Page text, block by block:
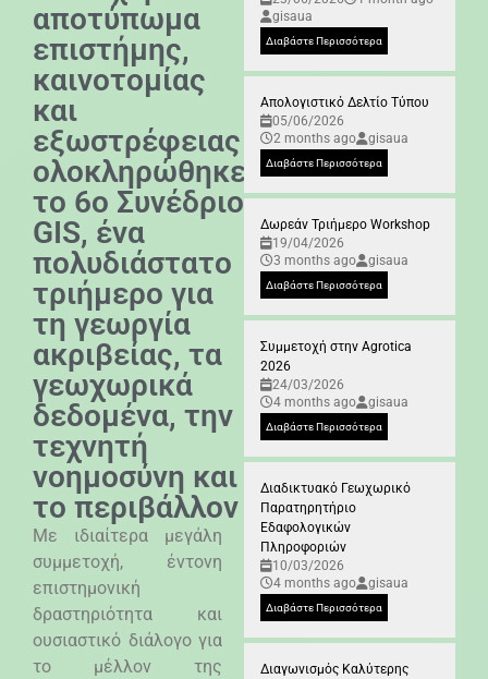
αποτύπωμα
επιστήμης,
καινοτομίας
και
εξωστρέφειας
ολοκληρώθηκε
το 6ο Συνέδριο
GIS, ένα
πολυδιάστατο
τριήμερο για
τη γεωργία
ακριβείας, τα
γεωχωρικά
δεδομένα, την
τεχνητή
νοημοσύνη και
το περιβάλλον
Με ιδιαίτερα μεγάλη
συμμετοχή, έντονη
επιστημονική
δραστηριότητα και
ουσιαστικό διάλογο για
το μέλλον της
gisaua
Διαβάστε Περισσότερα
Απολογιστικό Δελτίο Τύπου
05/06/2026
2 months ago
gisaua
Διαβάστε Περισσότερα
Δωρεάν Τριήμερο Workshop
19/04/2026
3 months ago
gisaua
Διαβάστε Περισσότερα
Συμμετοχή στην Agrotica
2026
24/03/2026
4 months ago
gisaua
Διαβάστε Περισσότερα
Διαδικτυακό Γεωχωρικό
Παρατηρητήριο
Εδαφολογικών
Πληροφοριών
10/03/2026
4 months ago
gisaua
Διαβάστε Περισσότερα
Διαγωνισμός Καλύτερης